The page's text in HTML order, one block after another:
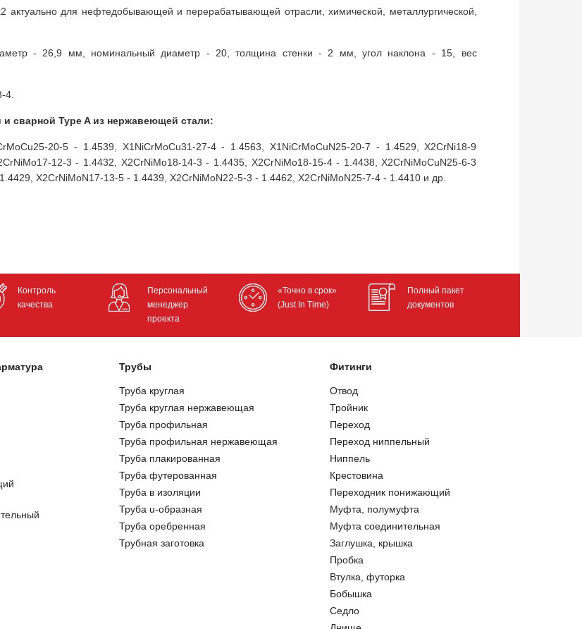
актуально для нефтедобывающей и перерабатывающей отрасли, химической, металлургической,
- 26,9 мм, номинальный диаметр - 20, толщина стенки - 2 мм, угол наклона - 15, вес
4.
сварной Type A из нержавеющей стали:
20-5 - 1.4539, X1NiCrMoCu31-27-4 - 1.4563, X1NiCrMoCuN25-20-7 - 1.4529, X2CrNi18-9
12-3 - 1.4432, X2CrNiMo18-14-3 - 1.4435, X2CrNiMo18-15-4 - 1.4438, X2CrNiMoCuN25-6-3
X2CrNiMoN17-13-5 - 1.4439, X2CrNiMoN22-5-3 - 1.4462, X2CrNiMoN25-7-4 - 1.4410 и др.
Контроль
качества
Персональный
менеджер
проекта
«Точно в срок»
(Just In Time)
Полный пакет
документов
Трубы
Труба круглая
Труба круглая нержавеющая
Труба профильная
Труба профильная нержавеющая
Труба плакированная
Труба футерованная
Труба в изоляции
Труба u-образная
Труба оребренная
Трубная заготовка
Фитинги
Отвод
Тройник
Переход
Переход ниппельный
Ниппель
Крестовина
Переходник понижающий
Муфта, полумуфта
Муфта соединительная
Заглушка, крышка
Пробка
Втулка, футорка
Бобышка
Седло